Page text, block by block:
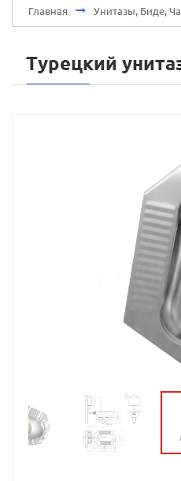
Главная Унитазы, Биде,
Турецкий